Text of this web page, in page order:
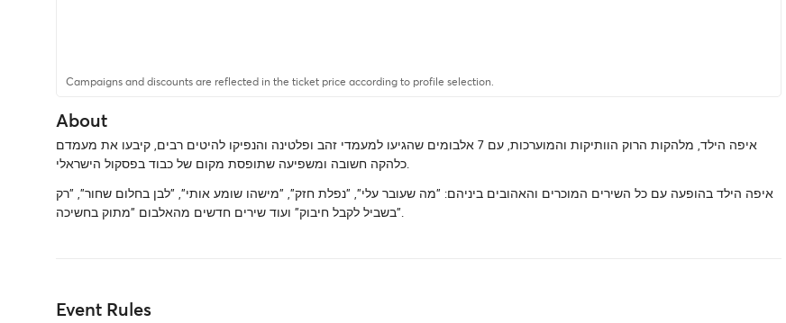
Campaigns and discounts are reflected in the ticket price according to profile selection.
About
איפה הילד, מלהקות הרוק הוותיקות והמוערכות, עם 7 אלבומים שהגיעו למעמדי זהב ופלטינה והנפיקו להיטים רבים, קיבעו את מעמדם
כלהקה חשובה ומשפיעה שתופסת מקום של כבוד בפסקול הישראלי.
איפה הילד בהופעה עם כל השירים המוכרים והאהובים ביניהם: "מה שעובר עלי", "נפלת חזק", "מישהו שומע אותי", "לבן בחלום שחור", "רק
בשביל לקבל חיבוק" ועוד שירים חדשים מהאלבום "מתוק בחשיכה".
Event Rules